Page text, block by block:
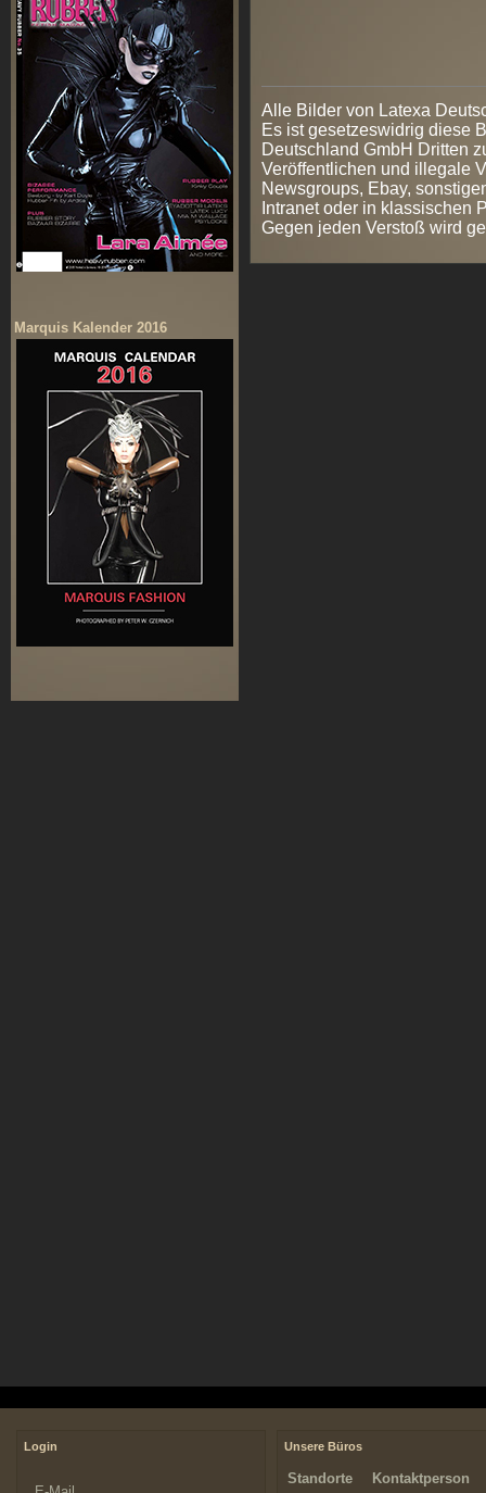
Marquis Kalender 2016
Alle Bilder von Latexa
Es ist gesetzeswidrig diese
Deutschland GmbH Dritten
Veröffentlichen und illegale
Newsgroups, Ebay,
Intranet oder in klassischen
Gegen jeden Verstoß wird
Login Unsere Büros
Standorte Kontaktperson